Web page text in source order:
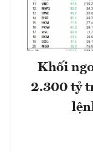
Khối
2.300 tỷ